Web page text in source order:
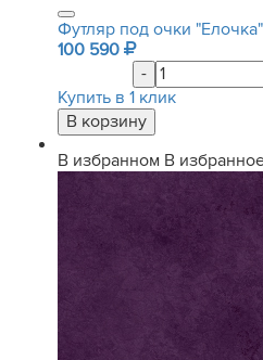
Футляр под очки
100 590
-
Купить в 1 клик
В избранном В